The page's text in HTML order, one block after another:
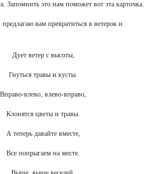
Запомнить это нам поможет вот эта карточка.
предлагаю вам превратиться в ветерок и
Дует ветер с высоты,
Гнуться травы и кусты.
Вправо-влево, влево-вправо,
Клонятся цветы и травы.
А теперь давайте вместе,
Все попрыгаем на месте.